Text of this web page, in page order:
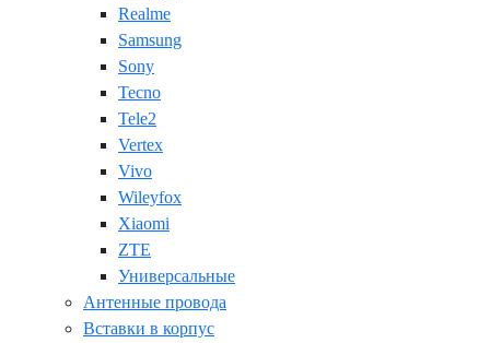
Realme
Samsung
Sony
Tecno
Tele2
Vertex
Vivo
Wileyfox
Xiaomi
ZTE
Универсальные
Антенные провода
Вставки в корпус